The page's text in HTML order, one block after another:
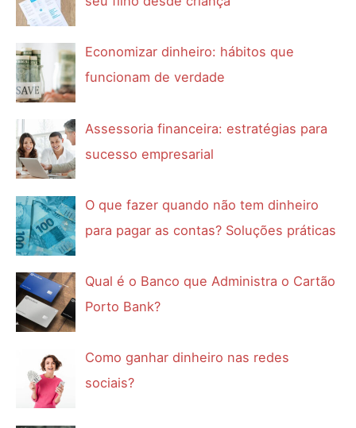
Economizar dinheiro: hábitos que
funcionam de verdade
Assessoria financeira: estratégias para
sucesso empresarial
O que fazer quando não tem dinheiro
para pagar as contas? Soluções práticas
Qual é o Banco que Administra o Cartão
Porto Bank?
Como ganhar dinheiro nas redes
sociais?